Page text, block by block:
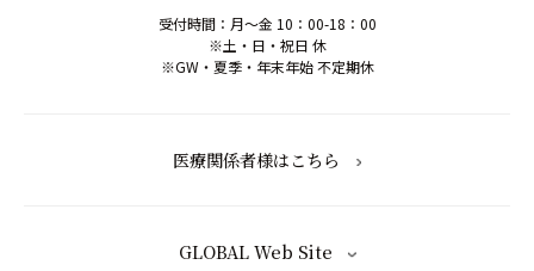
受付時間：月～金 10：00-18：00
※土・日・祝日 休
※GW・夏季・年末年始 不定期休
医療関係者様はこちら
GLOBAL Web Site